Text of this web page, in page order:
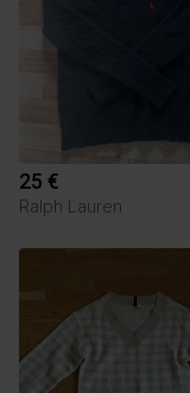
25 €
Ralph Lauren